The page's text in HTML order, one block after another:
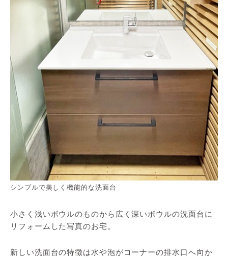
シンプルで美しく機能的な洗面台
小さく浅いボウルのものから広く深いボウルの洗面台に
リフォームした写真のお宅。
新しい洗面台の特徴は水や泡がコーナーの排水口へ向か